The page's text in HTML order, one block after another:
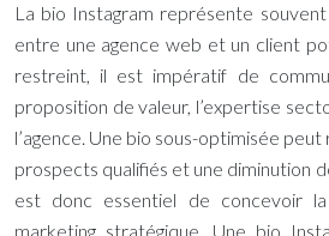
La bio Instagram représente
entre une agence web et un client
restreint, il est impératif de
proposition de valeur, l’expertise
l’agence. Une bio sous-optimisée
prospects qualifiés et une diminution
est donc essentiel de concevoir
marketing stratégique. Une bio